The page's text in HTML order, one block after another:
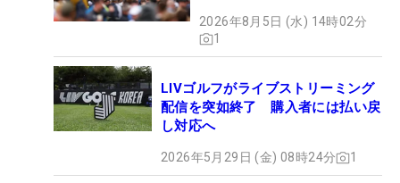
2026年8月5日 (水) 14時02分
1
LIVゴルフがライブストリーミング
配信を突如終了 購入者には払い戻
し対応へ
2026年5月29日 (金) 08時24分 1